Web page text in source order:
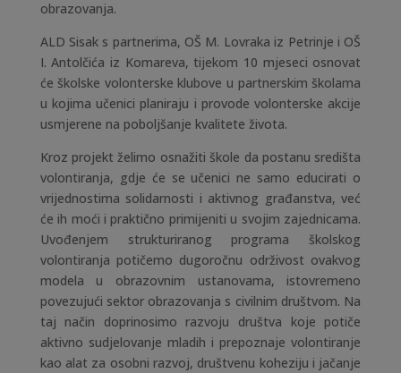
obrazovanja.
ALD Sisak s partnerima, OŠ M. Lovraka iz Petrinje i OŠ
I. Antolčića iz Komareva, tijekom 10 mjeseci osnovat
će školske volonterske klubove u partnerskim školama
u kojima učenici planiraju i provode volonterske akcije
usmjerene na poboljšanje kvalitete života.
Kroz projekt želimo osnažiti škole da postanu središta
volontiranja, gdje će se učenici ne samo educirati o
vrijednostima solidarnosti i aktivnog građanstva, već
će ih moći i praktično primijeniti u svojim zajednicama.
Uvođenjem strukturiranog programa školskog
volontiranja potičemo dugoročnu održivost ovakvog
modela u obrazovnim ustanovama, istovremeno
povezujući sektor obrazovanja s civilnim društvom. Na
taj način doprinosimo razvoju društva koje potiče
aktivno sudjelovanje mladih i prepoznaje volontiranje
kao alat za osobni razvoj, društvenu koheziju i jačanje